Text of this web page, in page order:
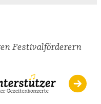
Festivalförderern